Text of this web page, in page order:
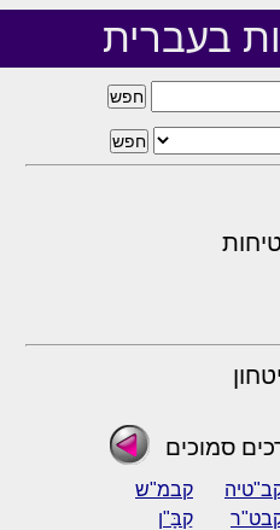
בעברית
סמוכים
קבמ"ש
קַבָּ"ן